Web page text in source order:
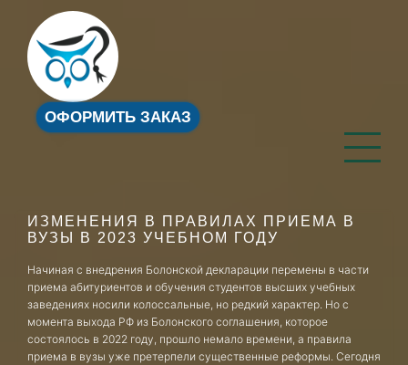
ОФОРМИТЬ ЗАКАЗ
ИЗМЕНЕНИЯ В ПРАВИЛАХ ПРИЕМА В
ВУЗЫ В 2023 УЧЕБНОМ ГОДУ
Начиная с внедрения Болонской декларации перемены в части
приема абитуриентов и обучения студентов высших учебных
заведениях носили колоссальные, но редкий характер. Но с
момента выхода РФ из Болонского соглашения, которое
состоялось в 2022 году, прошло немало времени, а правила
приема в вузы уже претерпели существенные реформы. Сегодня